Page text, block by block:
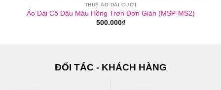
THUÊ ÁO DÀI CƯỚI
Áo Dài Cô Dâu Màu Hồng Trơn Đơn Giản (MSP-MS2)
500.000₫
ĐỐI TÁC - KHÁCH HÀNG